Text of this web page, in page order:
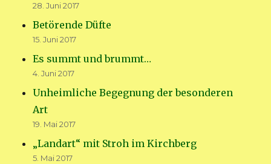
28. Juni 2017
Betörende Düfte
15. Juni 2017
Es summt und brummt…
4. Juni 2017
Unheimliche Begegnung der besonderen
Art
19. Mai 2017
„Landart“ mit Stroh im Kirchberg
5. Mai 2017